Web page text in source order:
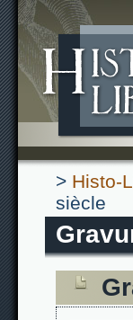
> Histo-
siècle